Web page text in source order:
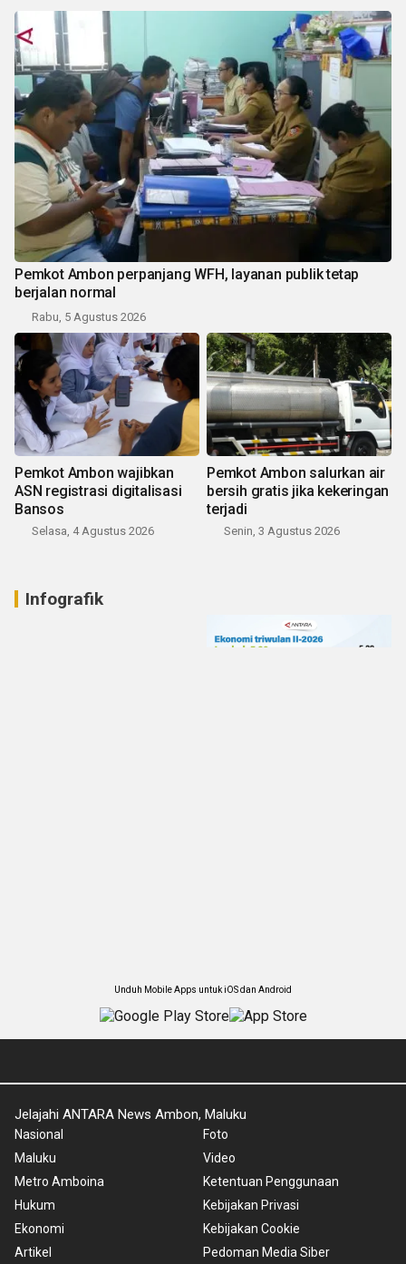
Pemkot Ambon perpanjang WFH, layanan publik tetap
berjalan normal
Rabu, 5 Agustus 2026
Pemkot Ambon wajibkan
ASN registrasi digitalisasi
Bansos
Selasa, 4 Agustus 2026
Pemkot Ambon salurkan air
bersih gratis jika kekeringan
terjadi
Senin, 3 Agustus 2026
Infografik
Unduh Mobile Apps untuk iOS dan Android
Jelajahi ANTARA News Ambon, Maluku
Nasional
Maluku
Metro Amboina
Hukum
Ekonomi
Artikel
Foto
Video
Ketentuan Penggunaan
Kebijakan Privasi
Kebijakan Cookie
Pedoman Media Siber